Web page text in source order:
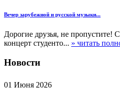
Вечер зарубежной и русской музыки...
Дорогие друзья, не пропустите!
концерт студенто... » читать
Новости
01 Июня 2026